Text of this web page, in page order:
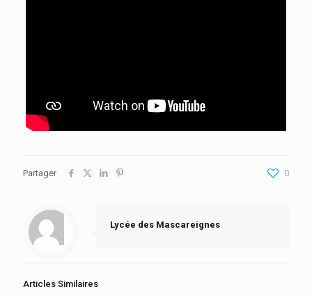
Partager 0
Lycée des Mascareignes
Articles Similaires